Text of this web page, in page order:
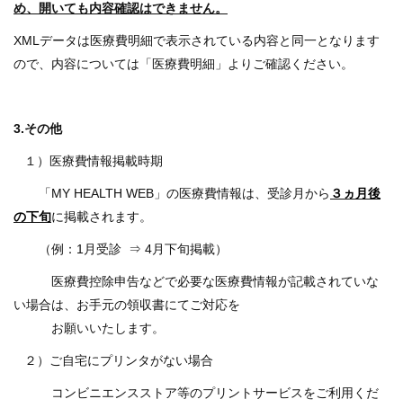
め、開いても内容確認はできません。
XMLデータは医療費明細で表示されている内容と同一となります
ので、内容については「医療費明細」よりご確認ください。
3.その他
１）医療費情報掲載時期
「MY HEALTH WEB」の医療費情報は、受診月から ３ヵ月後
の下旬に掲載されます。
（例：1月受診 ⇒ 4月下旬掲載）
医療費控除申告などで必要な医療費情報が記載されていな
い場合は、お手元の領収書にてご対応を
お願いいたします。
２）ご自宅にプリンタがない場合
コンビニエンスストア等のプリントサービスをご利用くだ